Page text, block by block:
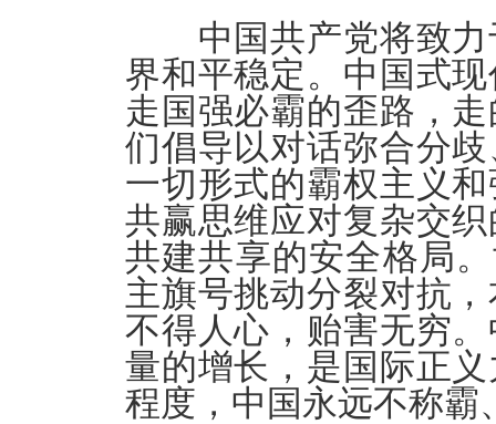
中国共产党将致力
界和平稳定。中国式
走国强必霸的歪路，
们倡导以对话弥合分
一切形式的霸权主义
共赢思维应对复杂交
共建共享的安全格局
主旗号挑动分裂对抗
不得人心，贻害无穷
量的增长，是国际正
程度，中国永远不称霸